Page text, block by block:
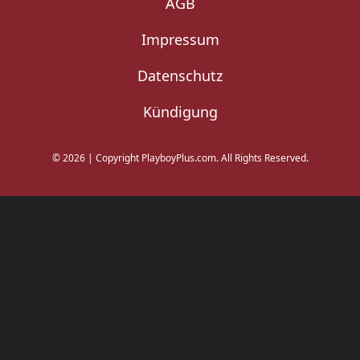
©2026| Copyright PlayboyPlus.com. All Rights Reserved.
Impressum
Datenschutz
Kündigung